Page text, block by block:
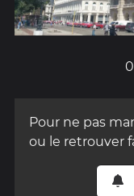
0
Pour ne pas
ou le retrouver